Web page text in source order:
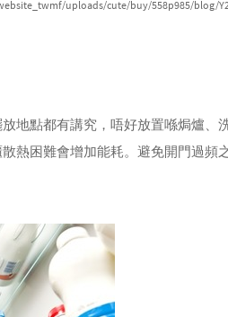
uploads/cute/buy/558p985/blog/
地點都有講究，唔好放置喺焗爐
熱困難會增加能耗。避免開門過